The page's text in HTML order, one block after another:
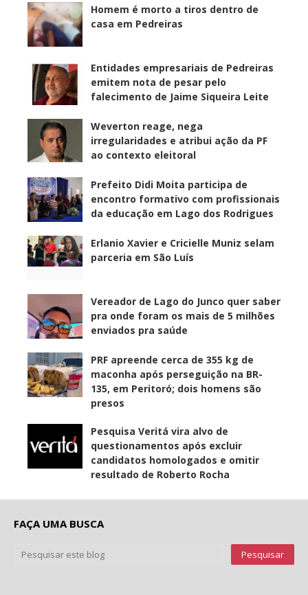
Homem é morto a tiros dentro de
casa em Pedreiras
Entidades empresariais de Pedreiras
emitem nota de pesar pelo
falecimento de Jaime Siqueira Leite
Weverton reage, nega
irregularidades e atribui ação da PF
ao contexto eleitoral
Prefeito Didi Moita participa de
encontro formativo com profissionais
da educação em Lago dos Rodrigues
Erlanio Xavier e Cricielle Muniz selam
parceria em São Luís
Vereador de Lago do Junco quer saber
pra onde foram os mais de 5 milhões
enviados pra saúde
PRF apreende cerca de 355 kg de
maconha após perseguição na BR-
135, em Peritoró; dois homens são
presos
Pesquisa Veritá vira alvo de
questionamentos após excluir
candidatos homologados e omitir
resultado de Roberto Rocha
FAÇA UMA BUSCA